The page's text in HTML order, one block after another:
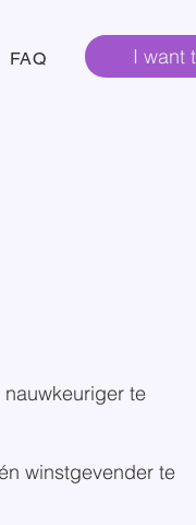
FAQ I want
te
winstgevender te